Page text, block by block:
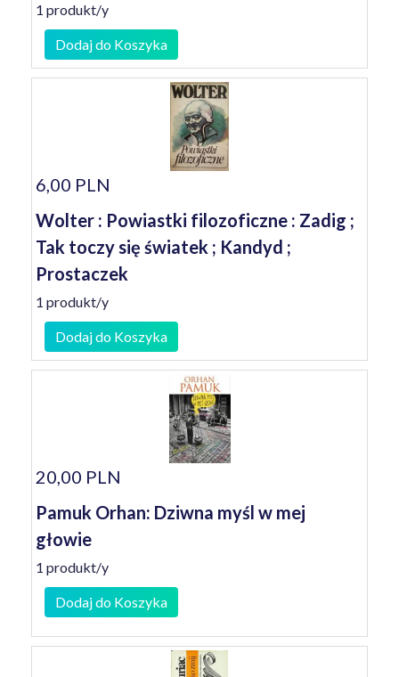
1 produkt/y
Dodaj do Koszyka
6,00 PLN
Wolter : Powiastki filozoficzne : Zadig ;
Tak toczy się światek ; Kandyd ;
Prostaczek
1 produkt/y
Dodaj do Koszyka
20,00 PLN
Pamuk Orhan: Dziwna myśl w mej
głowie
1 produkt/y
Dodaj do Koszyka